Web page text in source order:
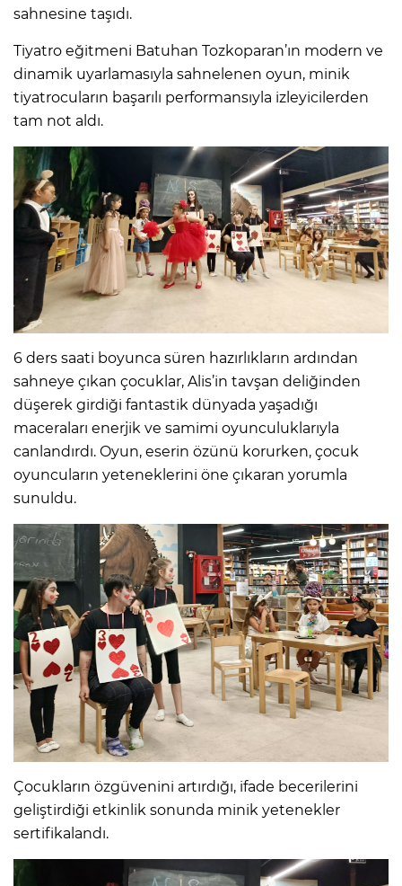
sahnesine taşıdı.
Tiyatro eğitmeni Batuhan Tozkoparan’ın modern ve
dinamik uyarlamasıyla sahnelenen oyun, minik
tiyatrocuların başarılı performansıyla izleyicilerden
tam not aldı.
6 ders saati boyunca süren hazırlıkların ardından
sahneye çıkan çocuklar, Alis’in tavşan deliğinden
düşerek girdiği fantastik dünyada yaşadığı
maceraları enerjik ve samimi oyunculuklarıyla
canlandırdı. Oyun, eserin özünü korurken, çocuk
oyuncuların yeteneklerini öne çıkaran yorumla
sunuldu.
Çocukların özgüvenini artırdığı, ifade becerilerini
geliştirdiği etkinlik sonunda minik yetenekler
sertifikalandı.